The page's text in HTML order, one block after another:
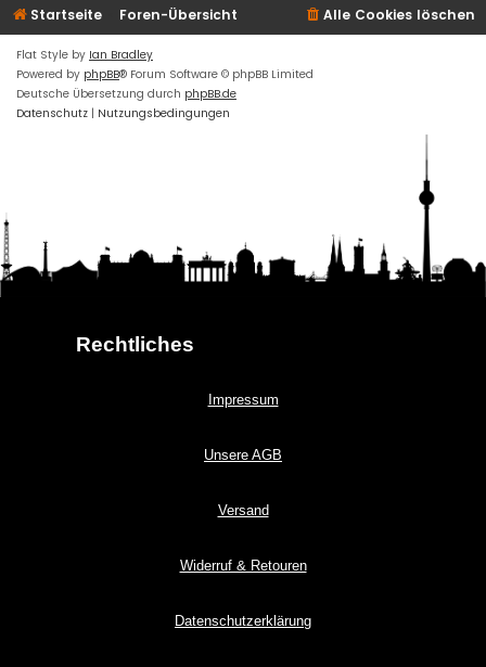
Startseite Foren-Übersicht Alle Cookies löschen
Flat Style by Ian Bradley
Powered by phpBB® Forum Software © phpBB Limited
Deutsche Übersetzung durch phpBB.de
Datenschutz | Nutzungsbedingungen
Rechtliches
Impressum
Unsere AGB
Versand
Widerruf & Retouren
Datenschutzerklärung